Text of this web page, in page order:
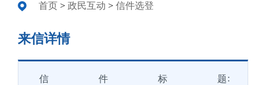
首页 > 政民互动 > 信件选登
来信详情
信件标题